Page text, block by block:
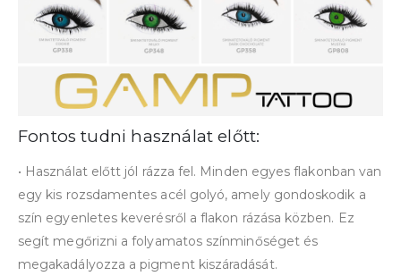
Fontos tudni használat előtt:
• Használat előtt jól rázza fel. Minden egyes flakonban van
egy kis rozsdamentes acél golyó, amely gondoskodik a
szín egyenletes keverésről a flakon rázása közben. Ez
segít megőrizni a folyamatos színminőséget és
megakadályozza a pigment kiszáradását.